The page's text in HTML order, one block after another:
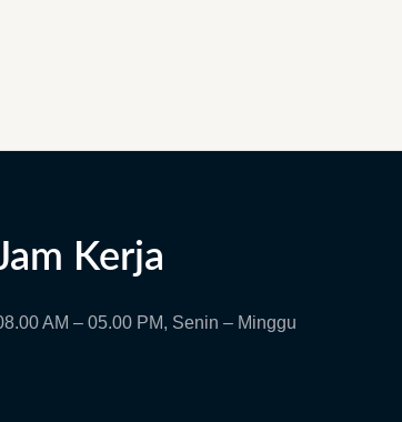
Kerja
AM – 05.00 PM, Senin – Minggu